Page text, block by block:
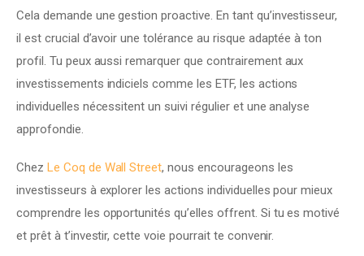
Cela demande une gestion proactive. En tant qu’investisseur,
il est crucial d’avoir une tolérance au risque adaptée à ton
profil. Tu peux aussi remarquer que contrairement aux
investissements indiciels comme les ETF, les actions
individuelles nécessitent un suivi régulier et une analyse
approfondie.
Chez Le Coq de Wall Street, nous encourageons les
investisseurs à explorer les actions individuelles pour mieux
comprendre les opportunités qu’elles offrent. Si tu es motivé
et prêt à t’investir, cette voie pourrait te convenir.